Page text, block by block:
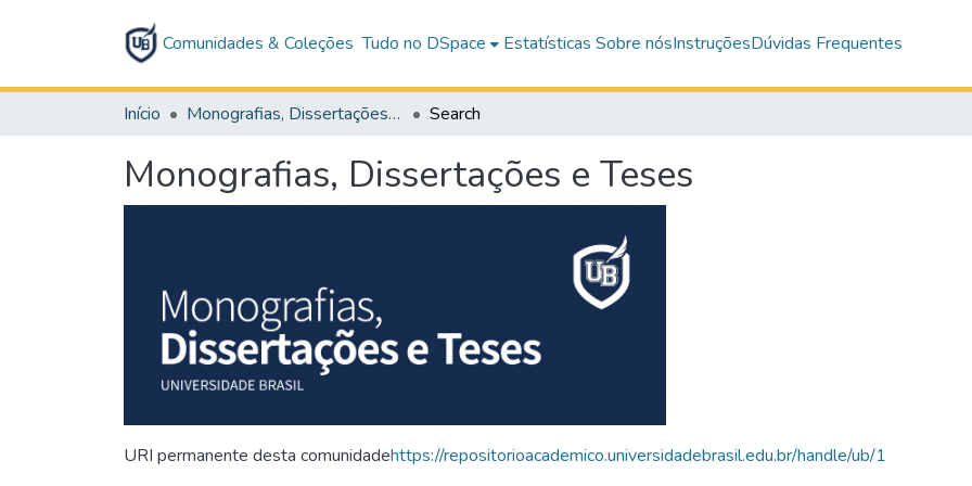
Comunidades & Coleções Tudo no DSpace Estatísticas Sobre nósInstruçõesDúvidas Frequentes
Início Monografias, Dissertações e Teses Search
Monografias, Dissertações e Teses
URI permanente desta comunidadehttps://repositorioacademico.universidadebrasil.edu.br/handle/ub/1